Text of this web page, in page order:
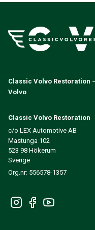
Classic Volvo Restoration
Volvo
Classic Volvo Restoration
c/o LEX Automotive AB
Mastunga 102
523 98 Hökerum
Sverige
Org.nr: 556578-1357